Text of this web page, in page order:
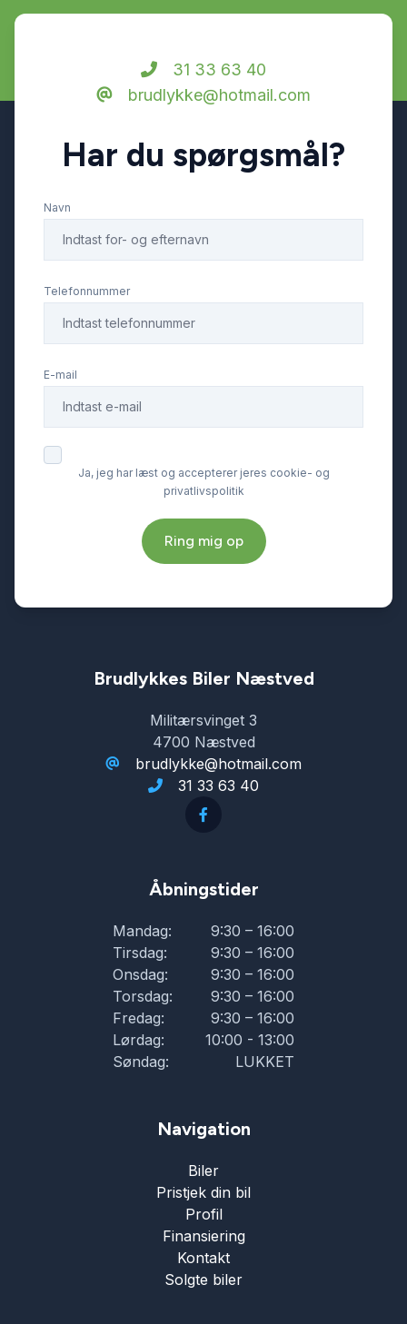
el-spejle med varme
elektrisk parkeringsbremse
ESP
fjernbetjent centrallås
fuld LED forlygter
højdejusterbart førersæde
kørecomputer
musikstreaming via Bluetooth
mørktonede ruder bag
parkeringssensor (bag)
31 33 63 40
brudlykke@hotmail.com
Har du spørgsmål?
Navn
Telefonnummer
E-mail
Ja, jeg har læst og accepterer jeres cookie- og
privatlivspolitik
Ring mig op
Brudlykkes Biler Næstved
Militærsvinget 3
4700 Næstved
brudlykke@hotmail.com
31 33 63 40
Åbningstider
Mandag:
9:30 – 16:00
Tirsdag:
9:30 – 16:00
Onsdag:
9:30 – 16:00
Torsdag:
9:30 – 16:00
Fredag:
9:30 – 16:00
Lørdag:
10:00 - 13:00
Søndag:
LUKKET
Navigation
Biler
Pristjek din bil
Profil
Finansiering
Kontakt
Solgte biler